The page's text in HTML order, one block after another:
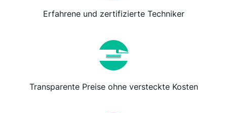
Erfahrene und zertifizierte Techniker
Transparente Preise ohne versteckte Kosten